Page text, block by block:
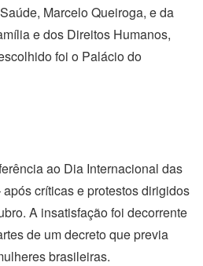
Marcelo Queiroga, e da
e dos Direitos Humanos,
foi o Palácio do
ao Dia Internacional das
críticas e protestos dirigidos
A insatisfação foi decorrente
de um decreto que previa
brasileiras.